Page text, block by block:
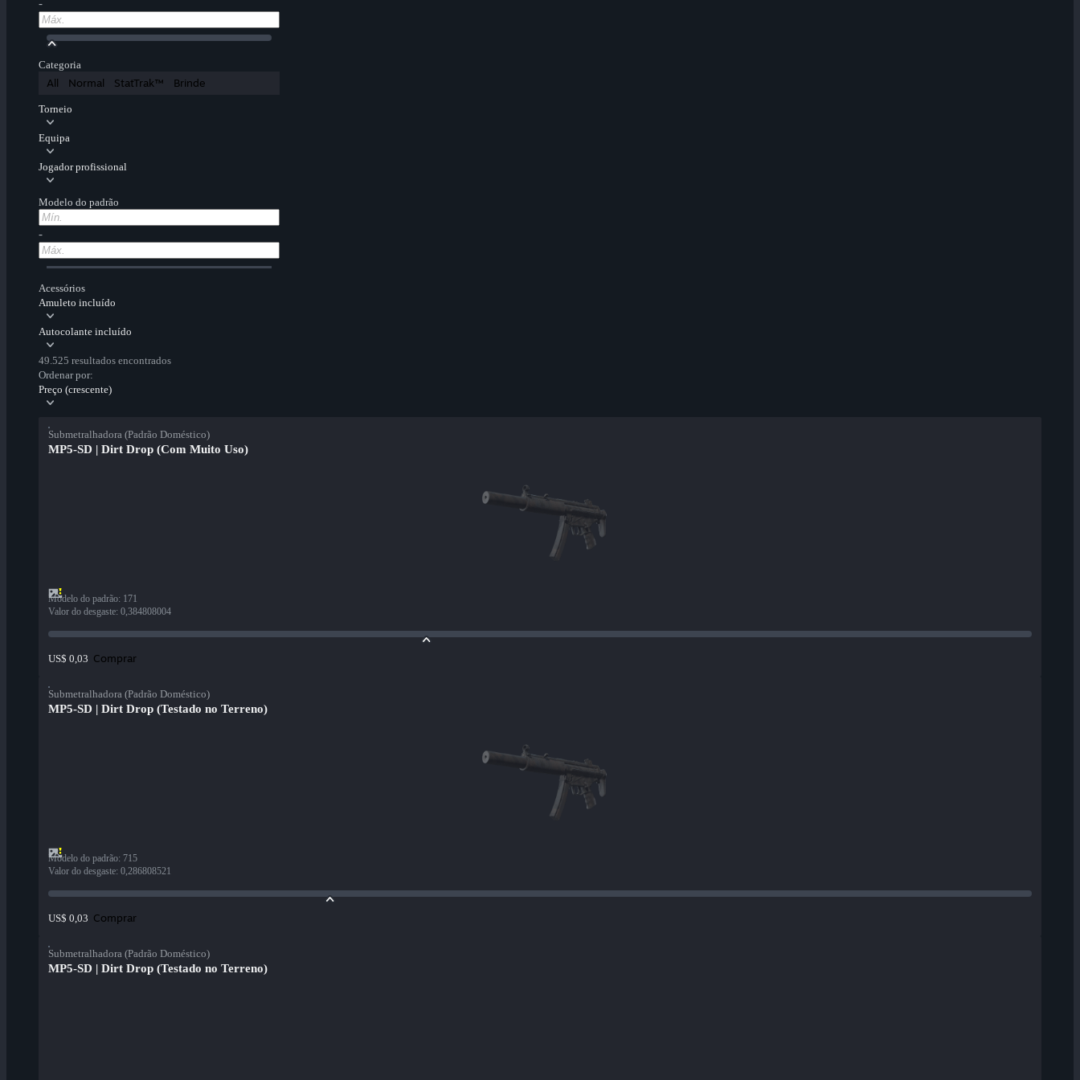
-
Categoria
All Normal StatTrak™ Brinde
Torneio
Equipa
Jogador profissional
Modelo do padrão
-
Acessórios
Amuleto incluído
Autocolante incluído
49.525 resultados encontrados
Ordenar por:
Preço (crescente)
Submetralhadora (Padrão Doméstico)
MP5-SD | Dirt Drop (Com Muito Uso)
Modelo do padrão: 171
Valor do desgaste: 0,384808004
US$ 0,03 Comprar
Submetralhadora (Padrão Doméstico)
MP5-SD | Dirt Drop (Testado no Terreno)
Modelo do padrão: 715
Valor do desgaste: 0,286808521
US$ 0,03 Comprar
Submetralhadora (Padrão Doméstico)
MP5-SD | Dirt Drop (Testado no Terreno)